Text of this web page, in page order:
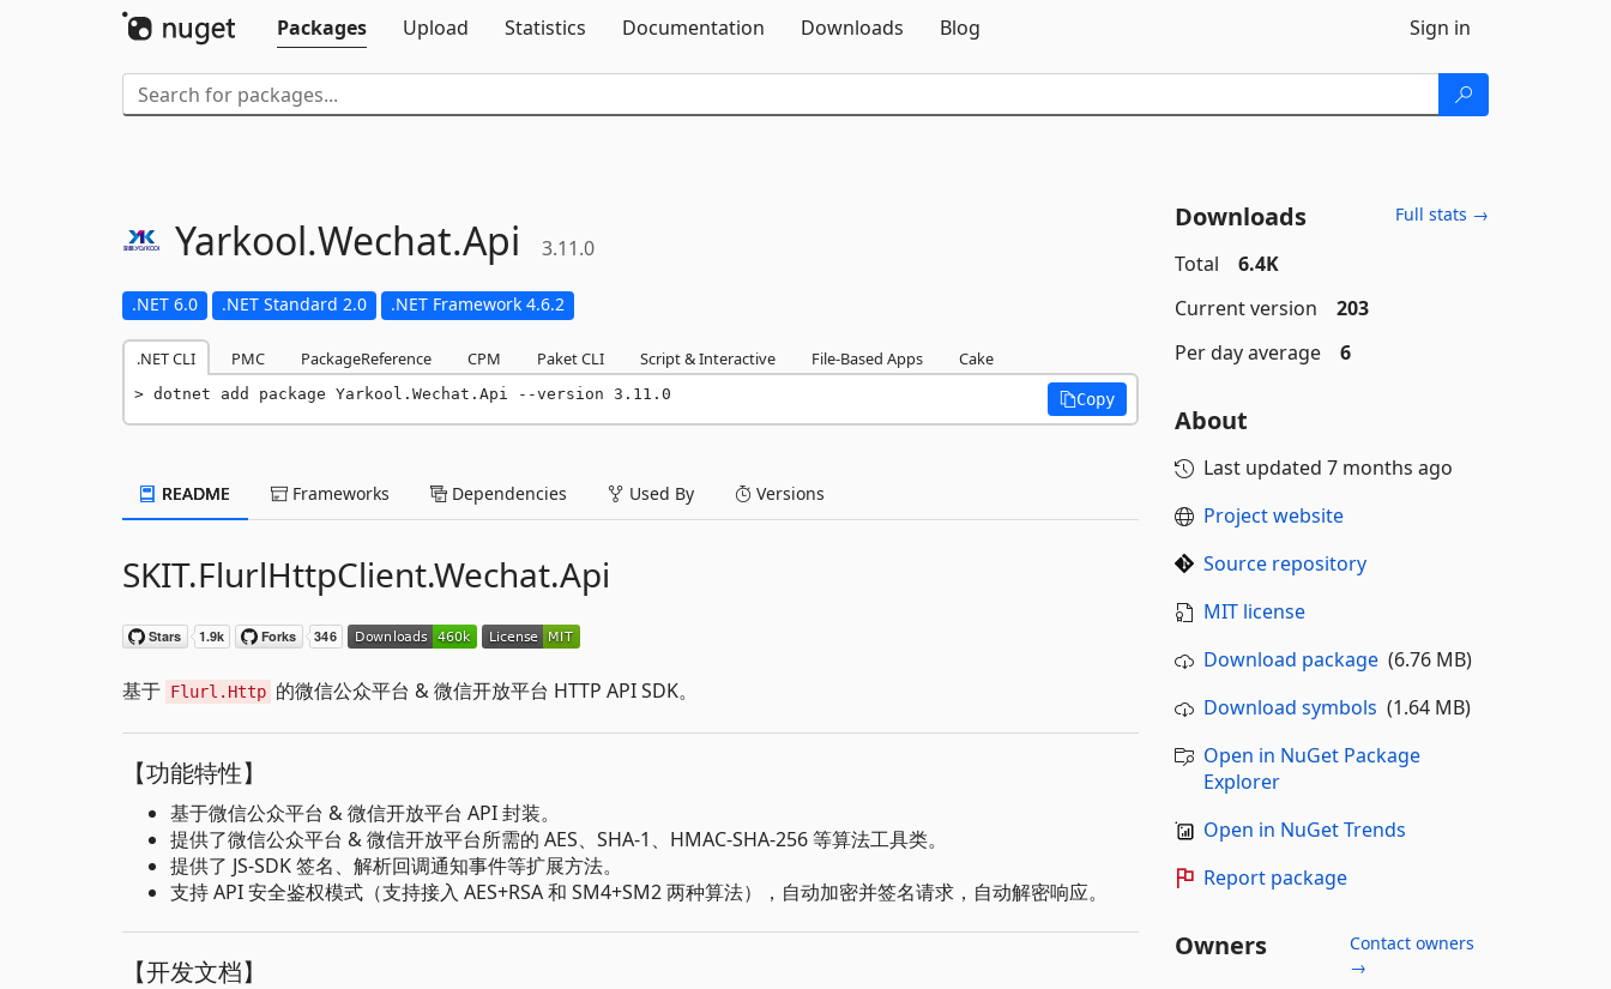
Packages
Upload Statistics Documentation Downloads Blog Sign in
Yarkool.Wechat.Api 3.11.0
.NET 6.0 .NET Standard 2.0 .NET Framework 4.6.2
.NET CLI PMC PackageReference CPM Paket CLI Script & Interactive File-Based Apps Cake
dotnet add package Yarkool.Wechat.Api --version 3.11.0 Copy
README Frameworks Dependencies Used By Versions
SKIT.FlurlHttpClient.Wechat.Api
基于 Flurl.Http 的微信公众平台 & 微信开放平台 HTTP API SDK。
【功能特性】
基于微信公众平台 & 微信开放平台 API 封装。
提供了微信公众平台 & 微信开放平台所需的 AES、SHA-1、HMAC-SHA-256 等算法工具类。
提供了 JS-SDK 签名、解析回调通知事件等扩展方法。
支持 API 安全鉴权模式（支持接入 AES+RSA 和 SM4+SM2 两种算法），自动加密并签名请求，自动解密响应。
【开发文档】
Downloads Full stats →
Total
6.4K
Current version
203
Per day average
6
About
Last updated 7 months ago
Project website
Source repository
MIT license
Download package(6.76 MB)
Download symbols (1.64 MB)
Open in NuGet Package
Explorer
Open in NuGet Trends
Report package
Owners
Contact owners
→